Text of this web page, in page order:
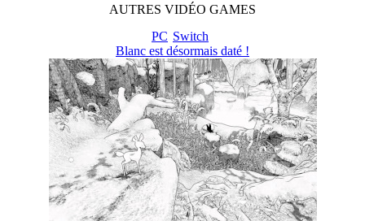
AUTRES VIDÉO GAMES
PC Switch
Blanc est désormais daté !